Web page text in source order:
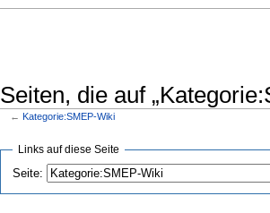
Seiten, die auf
← Kategorie:SMEP-Wiki
Links auf diese Seite
Seite: